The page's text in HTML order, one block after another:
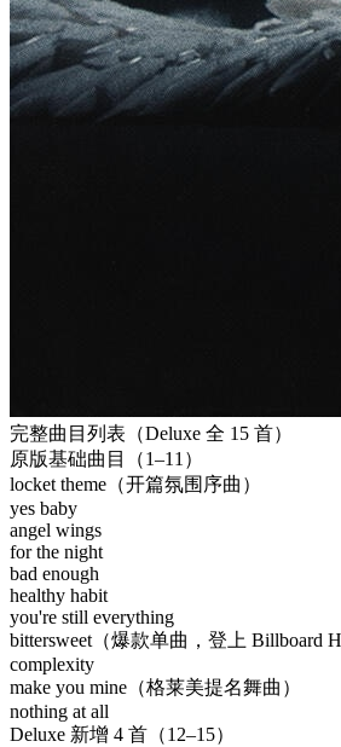
完整曲目列表（Deluxe 全 15 首）
原版基础曲目（1–11）
locket theme（开篇氛围序曲）
yes baby
angel wings
for the night
bad enough
healthy habit
you're still everything
bittersweet（爆款单曲，登上 Billboard
complexity
make you mine（格莱美提名舞曲）
nothing at all
Deluxe 新增 4 首（12–15）